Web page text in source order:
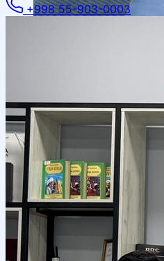
Местное сотрудничество
+998 55-903-0003